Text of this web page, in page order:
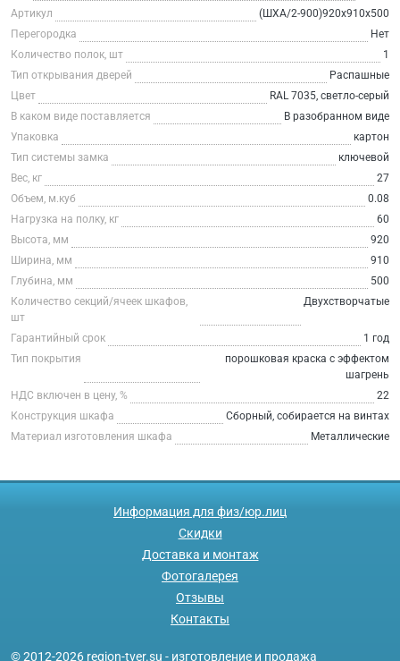
Артикул
(ШХА/2-900)920x910x500
Перегородка
Нет
Количество полок, шт
1
Тип открывания дверей
Распашные
Цвет
RAL 7035, светло-серый
В каком виде поставляется
В разобранном виде
Упаковка
картон
Тип системы замка
ключевой
Вес, кг
27
Объем, м.куб
0.08
Нагрузка на полку, кг
60
Высота, мм
920
Ширина, мм
910
Глубина, мм
500
Количество секций/ячеек шкафов,
шт
Двухстворчатые
Гарантийный срок
1 год
Тип покрытия
порошковая краска с эффектом
шагрень
НДС включен в цену, %
22
Конструкция шкафа
Сборный, собирается на винтах
Материал изготовления шкафа
Металлические
Информация для физ/юр.лиц
Скидки
Доставка и монтаж
Фотогалерея
Отзывы
Контакты
© 2012-2026 region-tver.su - изготовление и продажа